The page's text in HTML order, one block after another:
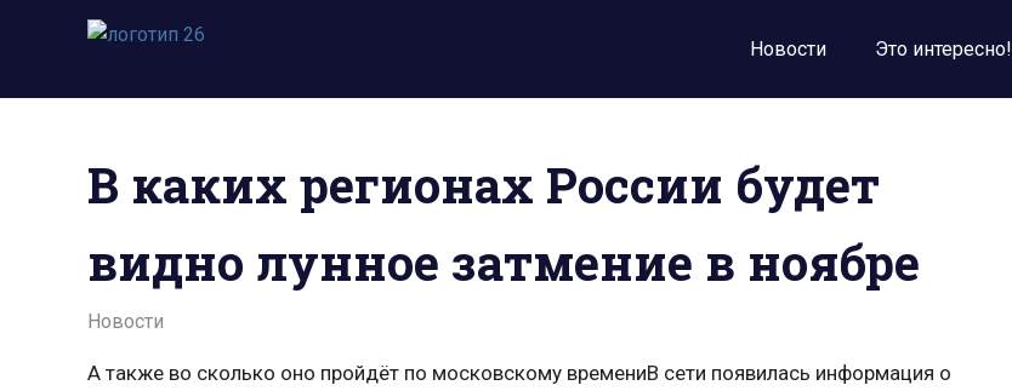
Пропустить
к
фото,
видео,
знаний.
Новости Это интересно!
В каких регионах России будет
видно лунное затмение в ноябре
29.10.2021
admin
Новости
А также во сколько оно пройдёт по московскому времениВ сети появилась информация о